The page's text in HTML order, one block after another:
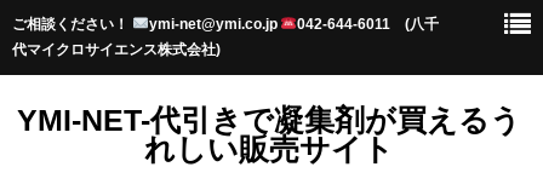
ご相談ください！ ymi-net@ymi.co.jp
042-644-6011 (八千
代マイクロサイエンス株式会社)
YMI-NET-代引きで凝集剤が買えるう
れしい販売サイト